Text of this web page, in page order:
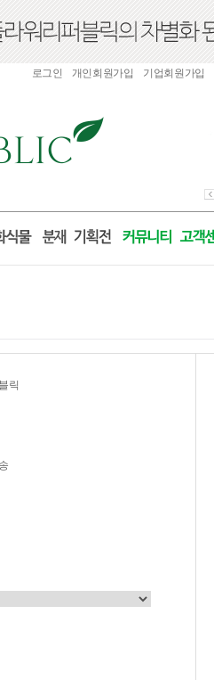
로그인 개인회원가입 기업회원가입
릭